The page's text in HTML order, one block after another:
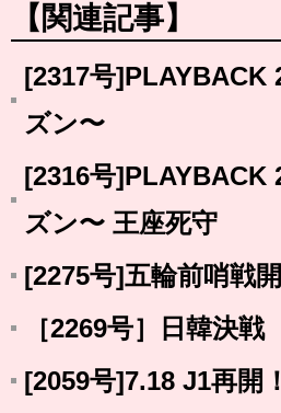
【関連記事】
[2317号]PLAYBACK
ズン〜
[2316号]PLAYBACK
ズン〜 王座死守
[2275号]五輪前哨戦
［2269号］日韓決戦
[2059号]7.18 J1再開！